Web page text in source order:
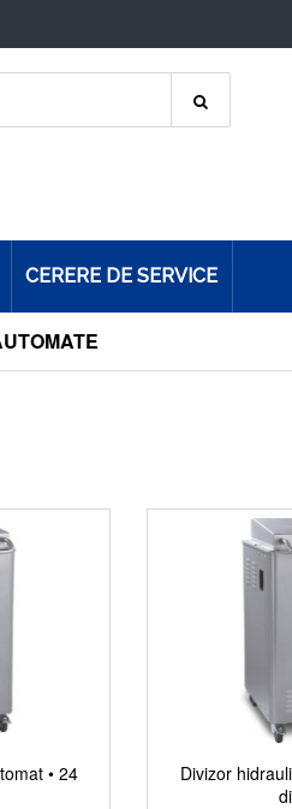
CERERE DE SERVICE
• 24
Divizor